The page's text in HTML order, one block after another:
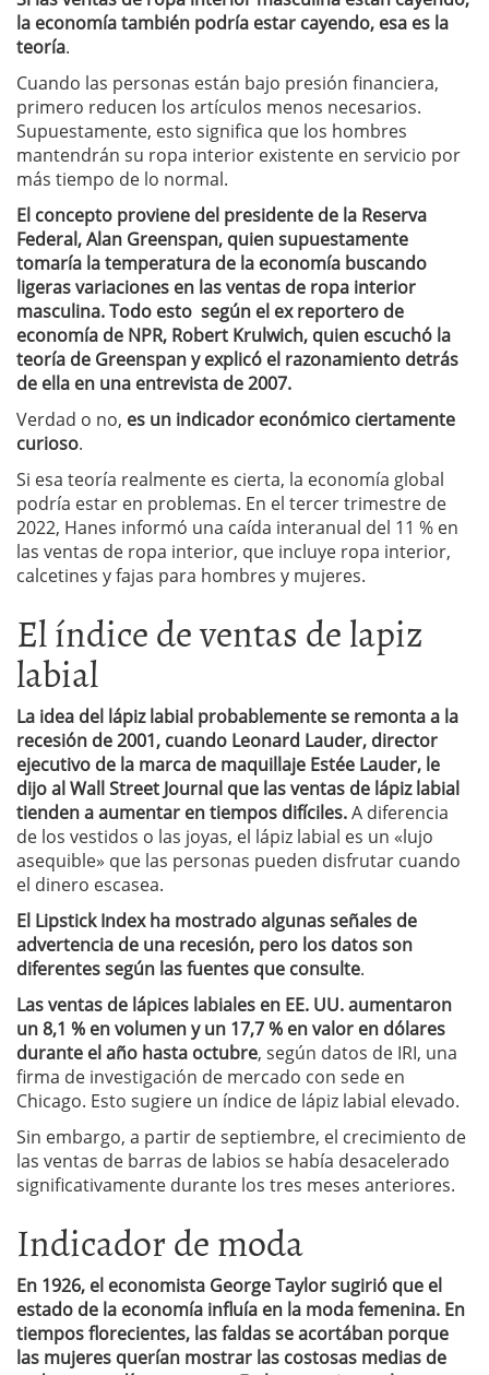
la economía también podría estar cayendo, esa es la
teoría.
Cuando las personas están bajo presión financiera,
primero reducen los artículos menos necesarios.
Supuestamente, esto significa que los hombres
mantendrán su ropa interior existente en servicio por
más tiempo de lo normal.
El concepto proviene del presidente de la Reserva
Federal, Alan Greenspan, quien supuestamente
tomaría la temperatura de la economía buscando
ligeras variaciones en las ventas de ropa interior
masculina. Todo esto según el ex reportero de
economía de NPR, Robert Krulwich, quien escuchó la
teoría de Greenspan y explicó el razonamiento detrás
de ella en una entrevista de 2007.
Verdad o no, es un indicador económico ciertamente
curioso.
Si esa teoría realmente es cierta, la economía global
podría estar en problemas. En el tercer trimestre de
2022, Hanes informó una caída interanual del 11 % en
las ventas de ropa interior, que incluye ropa interior,
calcetines y fajas para hombres y mujeres.
El índice de ventas de lapiz
labial
La idea del lápiz labial probablemente se remonta a la
recesión de 2001, cuando Leonard Lauder, director
ejecutivo de la marca de maquillaje Estée Lauder, le
dijo al Wall Street Journal que las ventas de lápiz labial
tienden a aumentar en tiempos difíciles.A diferencia
de los vestidos o las joyas, el lápiz labial es un «lujo
asequible» que las personas pueden disfrutar cuando
el dinero escasea.
El Lipstick Index ha mostrado algunas señales de
advertencia de una recesión, pero los datos son
diferentes según las fuentes que consulte.
Las ventas de lápices labiales en EE. UU. aumentaron
un 8,1 % en volumen y un 17,7 % en valor en dólares
durante el año hasta octubre, según datos de IRI, una
firma de investigación de mercado con sede en
Chicago. Esto sugiere un índice de lápiz labial elevado.
Sin embargo, a partir de septiembre, el crecimiento de
las ventas de barras de labios se había desacelerado
significativamente durante los tres meses anteriores.
Indicador de moda
En 1926, el economista George Taylor sugirió que el
estado de la economía influía en la moda femenina. En
tiempos florecientes, las faldas se acortában porque
las mujeres querían mostrar las costosas medias de